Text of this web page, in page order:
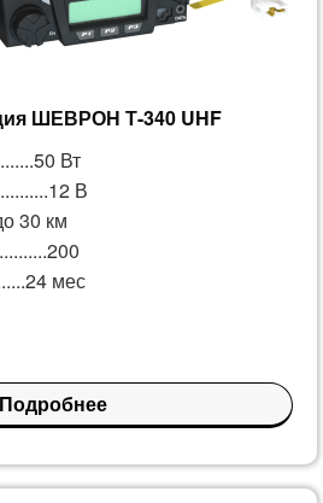
ШЕВРОН Т-340 UHF
Вт
В
30 км
мес
Подробнее